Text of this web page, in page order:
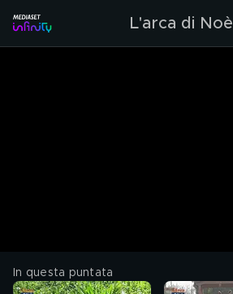
L'arca di Noè
In questa puntata